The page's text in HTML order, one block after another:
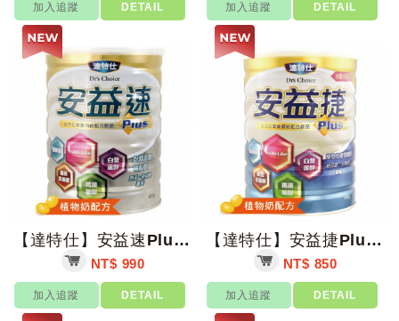
加入追蹤 DETAIL 加入追蹤 DETAIL
【達特仕】安益速Plus 800g/罐【上好藥局銀髮照護】褐藻糖膠 麩醯胺酸
NT$ 990
加入追蹤 DETAIL
【達特仕】安益捷Plus 900g/罐【上好藥局銀髮照護】植物性葡萄糖胺
NT$ 850
加入追蹤 DETAIL